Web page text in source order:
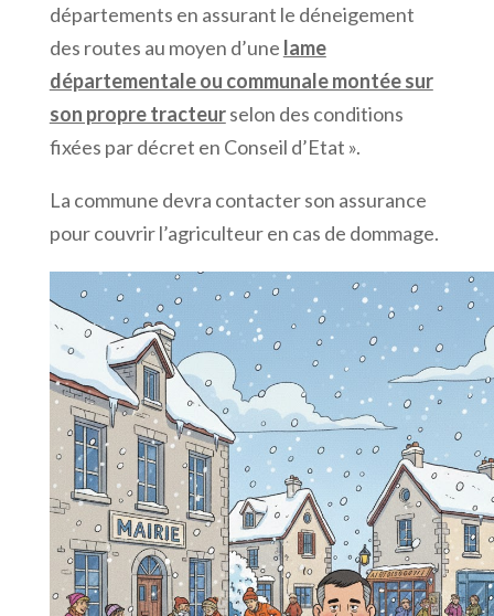
départements en assurant le déneigement
des routes au moyen d’une lame
départementale ou communale montée sur
son propre tracteurselon des conditions
fixées par décret en Conseil d’Etat ».
La commune devra contacter son assurance
pour couvrir l’agriculteur en cas de dommage.